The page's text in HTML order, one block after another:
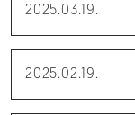
2025.03.19.
2025.02.19.